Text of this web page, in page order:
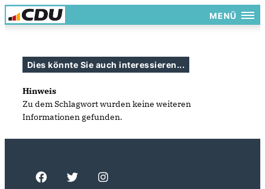
MENÜ
Dies könnte Sie auch interessieren...
Hinweis
Zu dem Schlagwort wurden keine weiteren
Informationen gefunden.